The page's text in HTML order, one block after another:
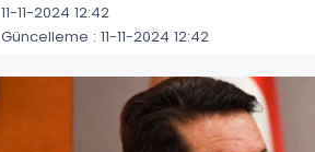
11-11-2024 12:42
Güncelleme : 11-11-2024 12:42